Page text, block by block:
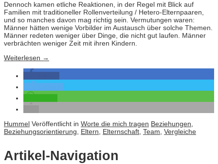
Dennoch kamen etliche Reaktionen, in der Regel mit Blick auf
Familien mit traditioneller Rollenverteilung / Hetero-Elternpaaren,
und so manches davon mag richtig sein. Vermutungen waren:
Männer hätten wenige Vorbilder im Austausch über solche Themen.
Männer redeten weniger über Dinge, die nicht gut laufen. Männer
verbrächten weniger Zeit mit ihren Kindern.
Weiterlesen →
Hummel Veröffentlicht in Worte die mich tragen Beziehungen,
Beziehungsorientierung, Eltern, Elternschaft, Team, Vergleiche
Artikel-Navigation